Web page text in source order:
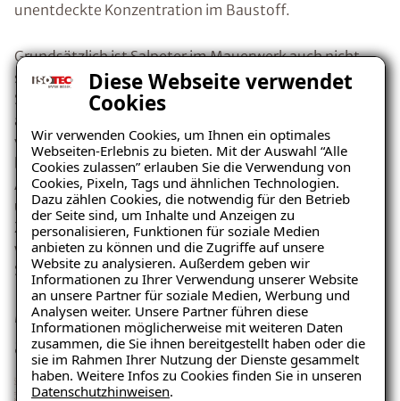
Diese Webseite verwendet
Cookies
Wir verwenden Cookies, um Ihnen ein optimales
Webseiten-Erlebnis zu bieten. Mit der Auswahl “Alle
Cookies zulassen” erlauben Sie die Verwendung von
Cookies, Pixeln, Tags und ähnlichen Technologien.
Dazu zählen Cookies, die notwendig für den Betrieb
der Seite sind, um Inhalte und Anzeigen zu
personalisieren, Funktionen für soziale Medien
anbieten zu können und die Zugriffe auf unsere
Website zu analysieren. Außerdem geben wir
Informationen zu Ihrer Verwendung unserer Website
an unsere Partner für soziale Medien, Werbung und
Analysen weiter. Unsere Partner führen diese
Informationen möglicherweise mit weiteren Daten
zusammen, die Sie ihnen bereitgestellt haben oder die
sie im Rahmen Ihrer Nutzung der Dienste gesammelt
haben. Weitere Infos zu Cookies finden Sie in unseren
Datenschutzhinweisen.
unentdeckte Konzentration im Baustoff.
Grundsätzlich ist Salpeter im Mauerwerk auch nicht
schädlich, denn zu Schäden kommt es erst, wenn der
Salpeter Feuchtigkeit aufnimmt, daraufhin
auskristallisiert und sich somit ausdehnt. Die Fähigkeit
von Salpeter Luftfeuchtigkeit aufzunehmen,
bezeichnet man hygroskopische Feuchte. Bei der
Auskristallisation vergrößert Salpeter sein Volumen
und lässt somit denPutz abplatzen . Der kristalline
Zustand des Salpeters schlägt sich optisch wie ein
weißer Flaum dar und wird deshalb oft mit
Schimmelpilzen verwechselt.
Mögliche Ursache: Kapillar
aufsteigende Feuchtigkeit
Ratgeber „Sofort-Tipps bei
Salpeter“
– jetzt kostenlos
herunterladen!